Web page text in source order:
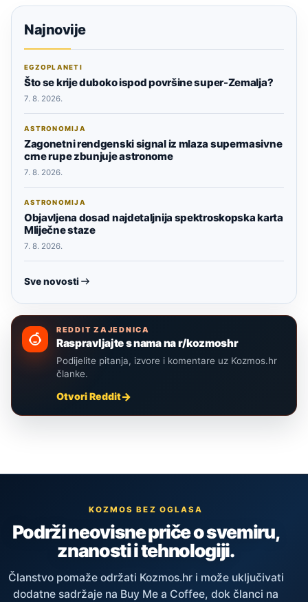
Najnovije
EGZOPLANETI
Što se krije duboko ispod površine super-Zemalja?
7. 8. 2026.
ASTRONOMIJA
Zagonetni rendgenski signal iz mlaza supermasivne
crne rupe zbunjuje astronome
7. 8. 2026.
ASTRONOMIJA
Objavljena dosad najdetaljnija spektroskopska karta
Mliječne staze
7. 8. 2026.
Sve novosti
REDDIT ZAJEDNICA
Raspravljajte s nama na r/kozmoshr
Podijelite pitanja, izvore i komentare uz Kozmos.hr
članke.
Otvori Reddit
KOZMOS BEZ OGLASA
Podrži neovisne priče o svemiru,
znanosti i tehnologiji.
Članstvo pomaže održati Kozmos.hr i može uključivati
dodatne sadržaje na Buy Me a Coffee, dok članci na